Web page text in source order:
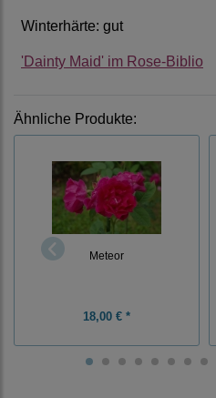
Winterhärte: gut
'Dainty Maid' im Rose-Biblio
Ähnliche Produkte:
Meteor
18,00 € *